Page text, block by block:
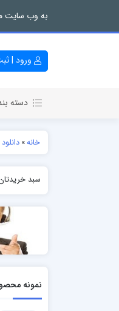
به وب سایت
ورود |
دسته
خانه»
سبد
نمونه